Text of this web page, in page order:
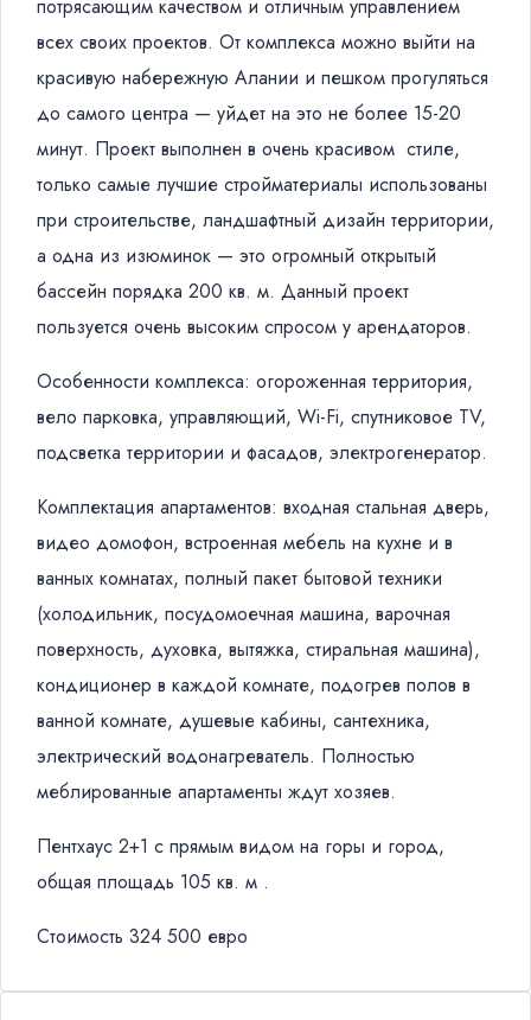
потрясающим качеством и отличным управлением
всех своих проектов. От комплекса можно выйти на
красивую набережную Алании и пешком прогуляться
до самого центра — уйдет на это не более 15-20
минут. Проект выполнен в очень красивом стиле,
только самые лучшие стройматериалы использованы
при строительстве, ландшафтный дизайн территории,
а одна из изюминок — это огромный открытый
бассейн порядка 200 кв. м. Данный проект
пользуется очень высоким спросом у арендаторов.
Особенности комплекса: огороженная территория,
вело парковка, управляющий, Wi-Fi, спутниковое TV,
подсветка территории и фасадов, электрогенератор.
Комплектация апартаментов: входная стальная дверь,
видео домофон, встроенная мебель на кухне и в
ванных комнатах, полный пакет бытовой техники
(холодильник, посудомоечная машина, варочная
поверхность, духовка, вытяжка, стиральная машина),
кондиционер в каждой комнате, подогрев полов в
ванной комнате, душевые кабины, сантехника,
электрический водонагреватель. Полностью
меблированные апартаменты ждут хозяев.
Пентхаус 2+1 с прямым видом на горы и город,
общая площадь 105 кв. м .
Стоимость 324 500 евро